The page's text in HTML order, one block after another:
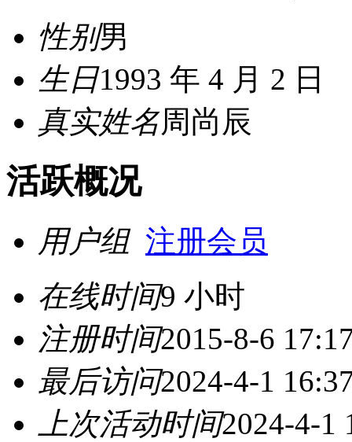
性别男
生日1993 年 4 月 2 日
真实姓名周尚辰
活跃概况
用户组 注册会员
在线时间9 小时
注册时间2015-8-6
最后访问2024-4-1
上次活动时间2024-4-1